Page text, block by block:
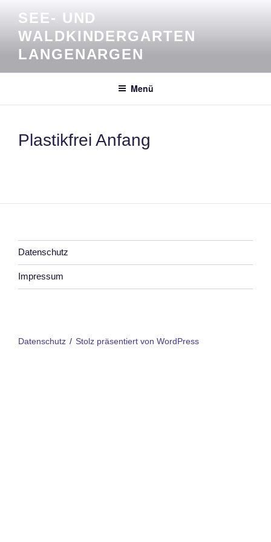
Inhalt
springen
SEE- UND
WALDKINDERGARTEN
LANGENARGEN
Menü
Plastikfrei Anfang
Datenschutz
Impressum
Datenschutz Stolz präsentiert von WordPress